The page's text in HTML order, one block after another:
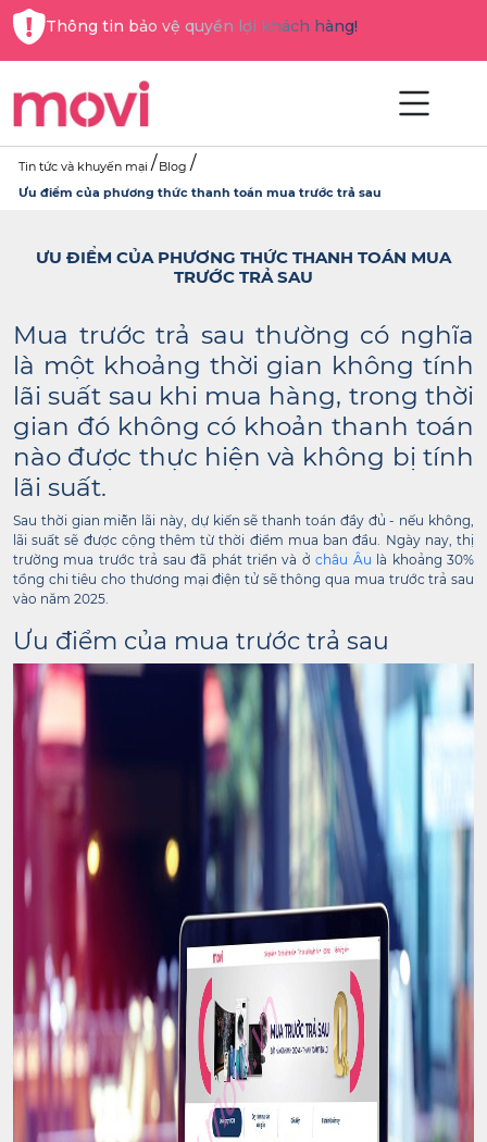
Thông tin bảo vệ quyền lợi khách hàng!
Tin tức và khuyến mại
Blog
Ưu điểm của phương thức thanh toán mua trước trả sau
ƯU ĐIỂM CỦA PHƯƠNG THỨC THANH TOÁN MUA
TRƯỚC TRẢ SAU
Mua trước trả sau thường có nghĩa
là một khoảng thời gian không tính
lãi suất sau khi mua hàng, trong thời
gian đó không có khoản thanh toán
nào được thực hiện và không bị tính
lãi suất.
Sau thời gian miễn lãi này, dự kiến ​​sẽ thanh toán đầy đủ - nếu không,
lãi suất sẽ được cộng thêm từ thời điểm mua ban đầu. Ngày nay, thị
trường mua trước trả sau đã phát triển và ởchâu Âu là khoảng 30%
tổng chi tiêu cho thương mại điện tử sẽ thông qua mua trước trả sau
vào năm 2025.
Ưu điểm của mua trước trả sau